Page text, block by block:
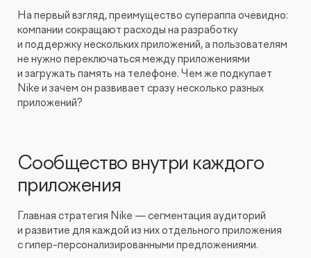
На первый взгляд, преимущество супераппа очевидно:
компании сокращают расходы на разработку
и поддержку нескольких приложений, а пользователям
не нужно переключаться между приложениями
и загружать память на телефоне. Чем же подкупает
Nike и зачем он развивает сразу несколько разных
приложений?
Сообщество внутри каждого
приложения
Главная стратегия Nike — сегментация аудиторий
и развитие для каждой из них отдельного приложения
с гипер-персонализированными предложениями.